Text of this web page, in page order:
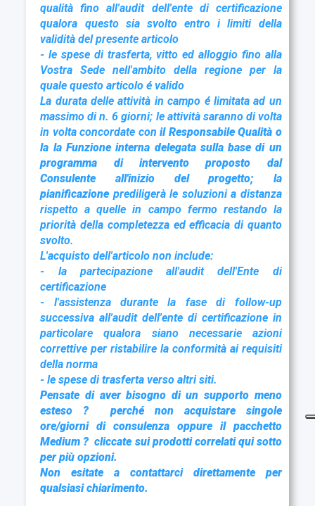
qualità fino all'audit dell'ente di certificazione
qualora questo sia svolto entro i limiti della
validità del presente articolo
- le spese di trasferta, vitto ed alloggio fino alla
Vostra Sede nell'ambito della regione per la
quale questo articolo é valido
La durata delle attività in campo é limitata ad un
massimo di n. 6 giorni; le attività saranno di volta
in volta concordate conil Responsabile Qualità o
la la Funzione interna delegata sulla base di un
programma di intervento proposto dal
Consulente all'inizio del progetto; la
pianificazione prediligerà le soluzioni a distanza
rispetto a quelle in campo fermo restando la
priorità della completezza ed efficacia di quanto
svolto.
L'acquisto dell'articolo non include:
- la partecipazione all'audit dell'Ente di
certificazione
- l'assistenza durante la fase di follow-up
successiva all'audit dell'ente di certificazione in
particolare qualora siano necessarie azioni
correttive per ristabilire la conformità ai requisiti
della norma
- le spese di trasferta verso altri siti.
Pensate di aver bisogno di un supporto meno
esteso ? perché non acquistare singole
ore/giorni di consulenza oppure il pacchetto
Medium ? cliccate sui prodotti correlati qui sotto
per più opzioni.
Non esitate a contattarci direttamente per
qualsiasi chiarimento.